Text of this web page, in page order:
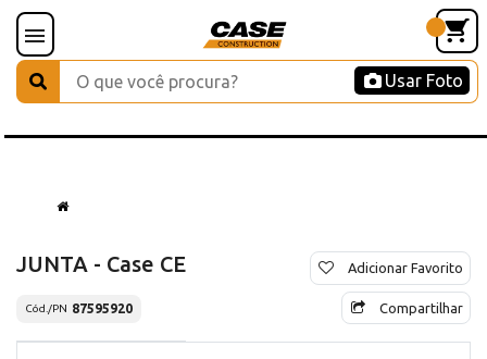
Usar Foto
JUNTA - Case CE
Cód./PN 87595920
Adicionar Favorito
Compartilhar